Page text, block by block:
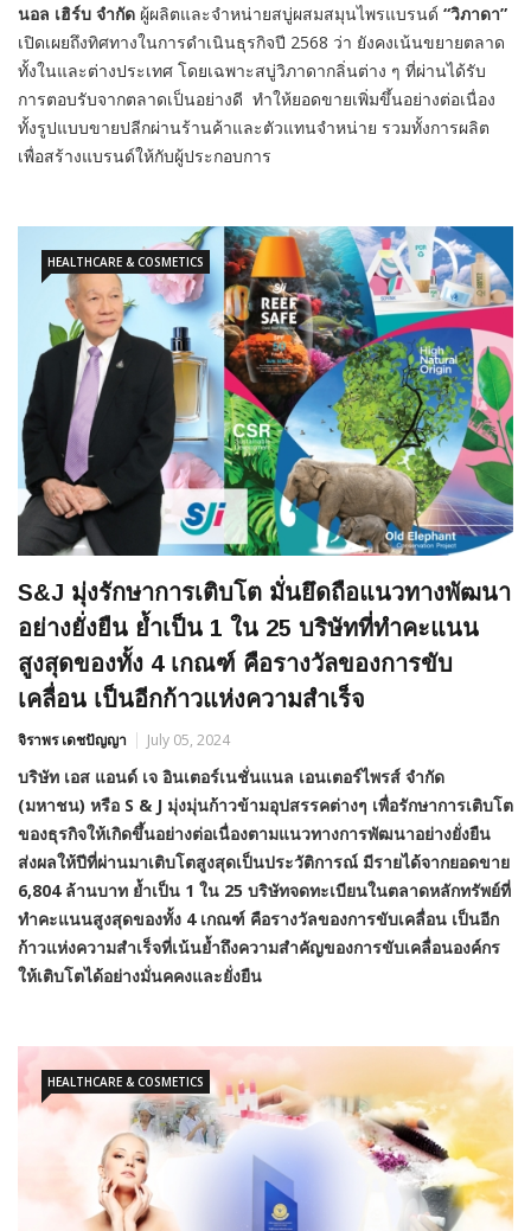
นอล เฮิร์บ จำกัด ผู้ผลิตและจำหน่ายสบู่ผสมสมุนไพรแบรนด์ “วิภาดา”
เปิดเผยถึงทิศทางในการดำเนินธุรกิจปี 2568 ว่า ยังคงเน้นขยายตลาด
ทั้งในและต่างประเทศ โดยเฉพาะสบู่วิภาดากลิ่นต่าง ๆ ที่ผ่านได้รับ
การตอบรับจากตลาดเป็นอย่างดี ทำให้ยอดขายเพิ่มขึ้นอย่างต่อเนื่อง
ทั้งรูปแบบขายปลีกผ่านร้านค้าและตัวแทนจำหน่าย รวมทั้งการผลิต
เพื่อสร้างแบรนด์ให้กับผู้ประกอบการ
HEALTHCARE & COSMETICS
S&J มุ่งรักษาการเติบโต มั่นยึดถือแนวทางพัฒนา
อย่างยั่งยืน ย้ำเป็น 1 ใน 25 บริษัทที่ทำคะแนน
สูงสุดของทั้ง 4 เกณฑ์ คือรางวัลของการขับ
เคลื่อน เป็นอีกก้าวแห่งความสำเร็จ
จิราพร เดชปัญญา July 05, 2024
บริษัท เอส แอนด์ เจ อินเตอร์เนชั่นแนล เอนเตอร์ไพรส์ จำกัด
(มหาชน) หรือ S & J มุ่งมุ่นก้าวข้ามอุปสรรคต่างๆ เพื่อรักษาการเติบโต
ของธุรกิจให้เกิดขึ้นอย่างต่อเนื่องตามแนวทางการพัฒนาอย่างยั่งยืน
ส่งผลให้ปีที่ผ่านมาเติบโตสูงสุดเป็นประวัติการณ์ มีรายได้จากยอดขาย
6,804 ล้านบาท ย้ำเป็น 1 ใน 25 บริษัทจดทะเบียนในตลาดหลักทรัพย์ที่
ทำคะแนนสูงสุดของทั้ง 4 เกณฑ์ คือรางวัลของการขับเคลื่อน เป็นอีก
ก้าวแห่งความสำเร็จที่เน้นย้ำถึงความสำคัญของการขับเคลื่อนองค์กร
ให้เติบโตได้อย่างมั่นคคงและยั่งยืน
HEALTHCARE & COSMETICS